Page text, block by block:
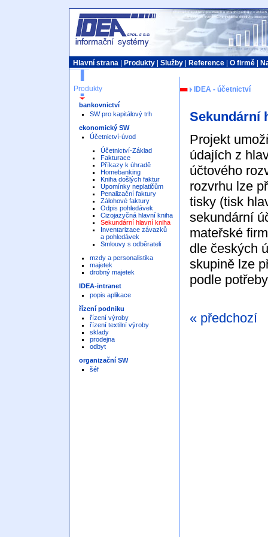
Hlavní strana Produkty Služby Reference O firmě
Produkty
bankovnictví
SW pro kapitálový trh
ekonomický SW
Účetnictví-úvod
Účetnictví-Základ
Fakturace
Příkazy k úhradě
Homebanking
Kniha došlých faktur
Upomínky neplatičům
Penalizační faktury
Zálohové faktury
Odpis pohledávek
Cizojazyčná hlavní kniha
Sekundární hlavní kniha
Inventarizace závazků
a pohledávek
Smlouvy s odběrateli
mzdy a personalistika
majetek
drobný majetek
IDEA-intranet
popis aplikace
řízení podniku
řízení výroby
řízení textilní výroby
sklady
prodejna
odbyt
organizační SW
šéf
IDEA - účetnictví
Sekundární
Projekt
údajích z
účtového
rozvrhu lze
tisky (tisk
sekundární
mateřské
dle českých
skupině lze
podle
« předchozí